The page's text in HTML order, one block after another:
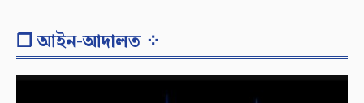
❐ আইন-আদালত ⁘